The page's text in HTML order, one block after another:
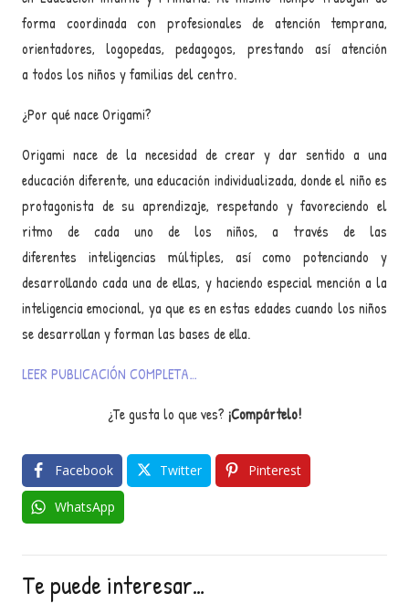
forma coordinada con profesionales de atención temprana,
orientadores, logopedas, pedagogos, prestando así atención
a todos los niños y familias del centro.
¿Por qué nace Origami?
Origami nace de la necesidad de crear y dar sentido a una
educación diferente, una educación individualizada, donde el niño es
protagonista de su aprendizaje, respetando y favoreciendo el
ritmo de cada uno de los niños, a través de las
diferentes inteligencias múltiples, así como potenciando y
desarrollando cada una de ellas, y haciendo especial mención a la
inteligencia emocional, ya que es en estas edades cuando los niños
se desarrollan y forman las bases de ella.
LEER PUBLICACIÓN COMPLETA…
¿Te gusta lo que ves? ¡Compártelo!
Facebook Twitter Pinterest
WhatsApp
Te puede interesar…